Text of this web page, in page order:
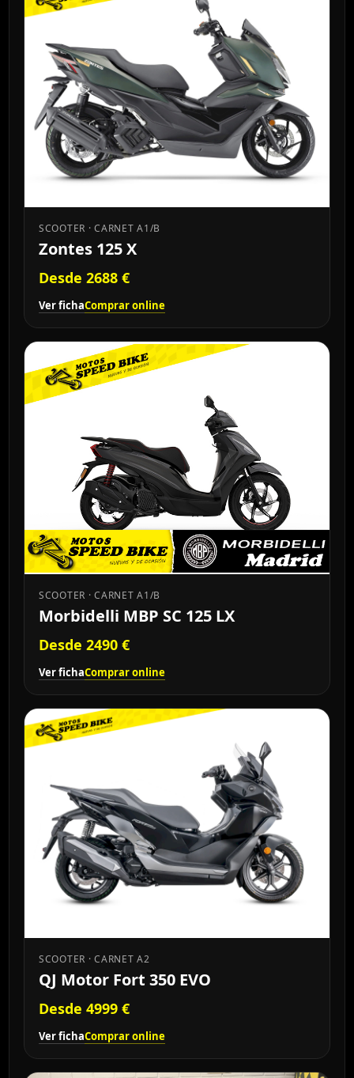
SCOOTER · CARNET A1/B
Zontes 125 X
Desde 2688 €
Ver fichaComprar online
SCOOTER · CARNET A1/B
Morbidelli MBP SC 125 LX
Desde 2490 €
Ver fichaComprar online
SCOOTER · CARNET A2
QJ Motor Fort 350 EVO
Desde 4999 €
Ver fichaComprar online